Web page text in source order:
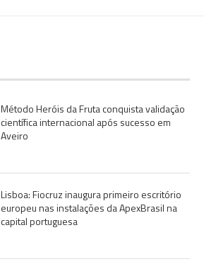
Método Heróis da Fruta conquista validação
científica internacional após sucesso em
Aveiro
Lisboa: Fiocruz inaugura primeiro escritório
europeu nas instalações da ApexBrasil na
capital portuguesa